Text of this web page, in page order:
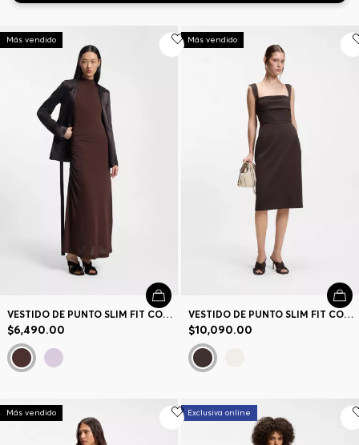
Contacto y Atención al cliente
Buscador de tiendas
Idioma ( MX $)
Más vendido
VESTIDO DE PUNTO SLIM FIT CON DETALLES FRUNCIDOS
$6,490.00
Más vendido
VESTIDO DE PUNTO SLIM FIT CON DETALLE A CAPAS
$10,090.00
Más vendido Exclusiva online